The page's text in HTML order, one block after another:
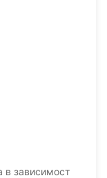
в зависимост